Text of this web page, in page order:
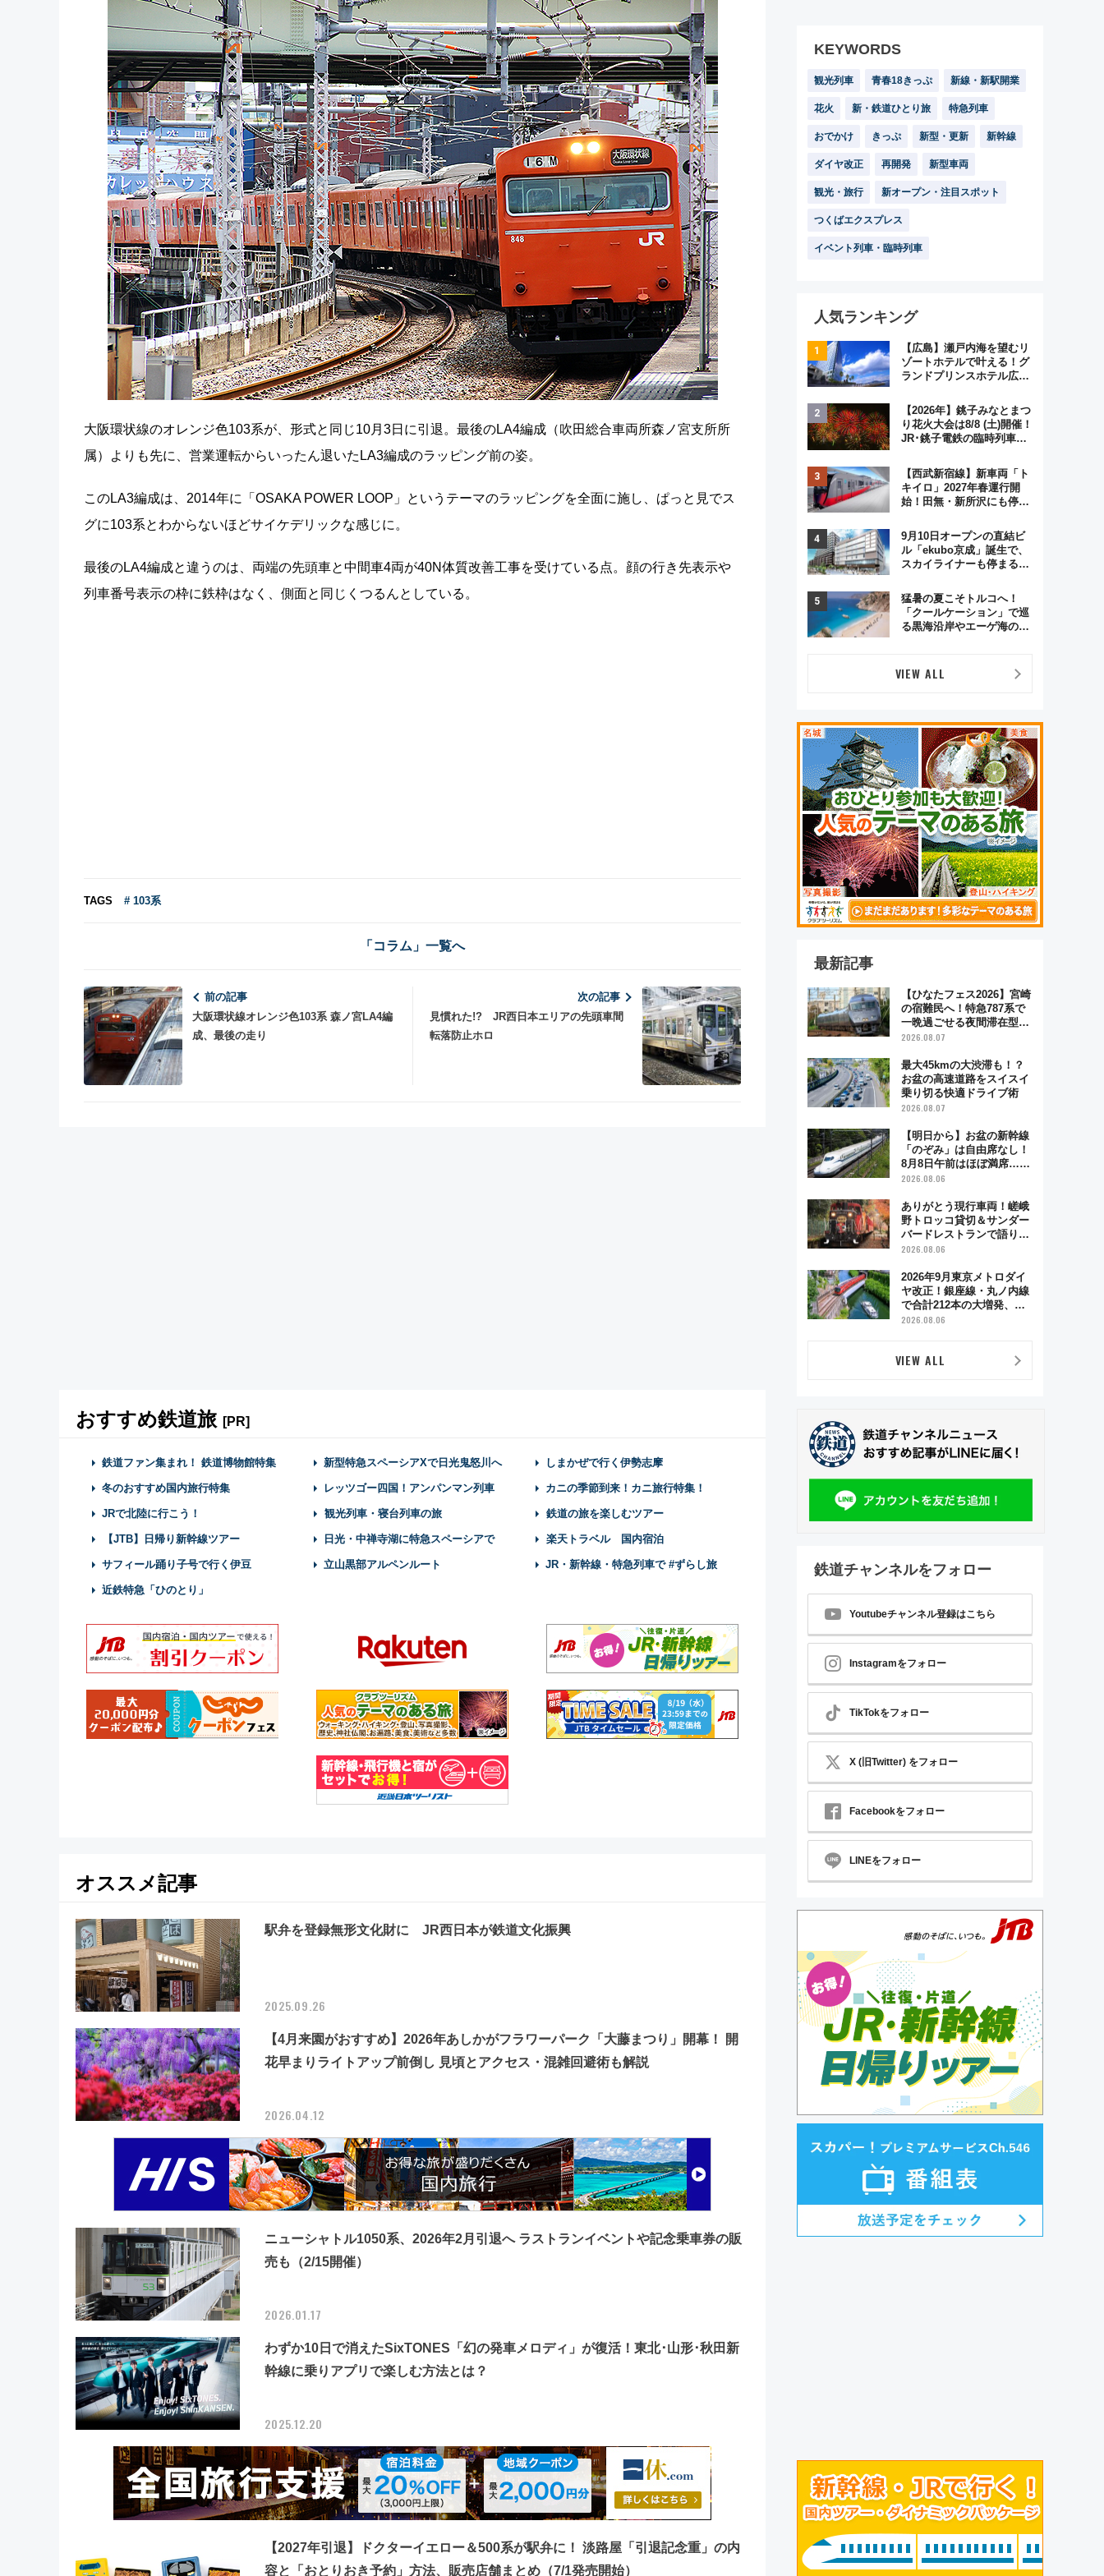
大阪環状線のオレンジ色103系が、形式と同じ10月3日に引退。最後のLA4編成（吹田総合車両所森ノ宮支所所
属）よりも先に、営業運転からいったん退いたLA3編成のラッピング前の姿。
このLA3編成は、2014年に「OSAKA POWER LOOP」というテーマのラッピングを全面に施し、ぱっと見でス
グに103系とわからないほどサイケデリックな感じに。
最後のLA4編成と違うのは、両端の先頭車と中間車4両が40N体質改善工事を受けている点。顔の行き先表示や
列車番号表示の枠に鉄枠はなく、側面と同じくつるんとしている。
TAGS # 103系
「コラム」一覧へ
前の記事
大阪環状線オレンジ色103系 森ノ宮LA4編
成、最後の走り
次の記事
見慣れた!? JR西日本エリアの先頭車間
転落防止ホロ
おすすめ鉄道旅 [PR]
鉄道ファン集まれ！ 鉄道博物館特集 新型特急スペーシアXで日光鬼怒川へ しまかぜで行く伊勢志摩
冬のおすすめ国内旅行特集 レッツゴー四国！アンパンマン列車 カニの季節到来！カニ旅行特集！
JRで北陸に行こう！ 観光列車・寝台列車の旅 鉄道の旅を楽しむツアー
【JTB】日帰り新幹線ツアー 日光・中禅寺湖に特急スペーシアで 楽天トラベル 国内宿泊
サフィール踊り子号で行く伊豆 立山黒部アルペンルート JR・新幹線・特急列車で #ずらし旅
近鉄特急「ひのとり」
オススメ記事
駅弁を登録無形文化財に JR西日本が鉄道文化振興
2025.09.26
【4月来園がおすすめ】2026年あしかがフラワーパーク「大藤まつり」開幕！ 開
花早まりライトアップ前倒し 見頃とアクセス・混雑回避術も解説
2026.04.12
ニューシャトル1050系、2026年2月引退へ ラストランイベントや記念乗車券の販
売も（2/15開催）
2026.01.17
わずか10日で消えたSixTONES「幻の発車メロディ」が復活！東北･山形･秋田新
幹線に乗りアプリで楽しむ方法とは？
2025.12.20
【2027年引退】ドクターイエロー＆500系が駅弁に！ 淡路屋「引退記念重」の内
容と「おとりおき予約」方法、販売店舗まとめ（7/1発売開始）
KEYWORDS
観光列車 青春18きっぷ 新線・新駅開業
花火 新・鉄道ひとり旅 特急列車
おでかけ きっぷ 新型・更新 新幹線
ダイヤ改正 再開発 新型車両
観光・旅行 新オープン・注目スポット
つくばエクスプレス
イベント列車・臨時列車
人気ランキング
【広島】瀬戸内海を望むリ
ゾートホテルで叶える！グ
ランドプリンスホテル広島
ジュアルパーティープラン
【2026年】銚子みなとまつ
り花火大会は8/8 (土)開催！
JR･銚子電鉄の臨時列車や
く8,000発の大迫力＆屋台
を満喫
【西武新宿線】新車両「ト
キイロ」2027年春運行開
始！田無・新所沢にも停
弾」も
9月10日オープンの直結ビ
ル「ekubo京成」誕生で、
スカイライナーも停まる巨
変わる？ 全テナント情報も
公開！
猛暑の夏こそトルコへ！
「クールケーション」で巡
る黒海沿岸やエーゲ海の避
オも認める『2026年に訪れ
るべき世界の旅先』
VIEW ALL
最新記事
【ひなたフェス2026】宮崎
の宿難民へ！特急787系で
一晩過ごせる夜間滞在型イ
ベント「スワローおひさ
2026.08.07
最大45kmの大渋滞も！？
お盆の高速道路をスイスイ
乗り切る快適ドライブ術
2026.08.07
【明日から】お盆の新幹線
「のぞみ」は自由席なし！
8月8日午前はほぼ満席…で
も数時間ズラせば空きが見
「空席」探しのコツ
2026.08.06
ありがとう現行車両！嵯峨
野トロッコ貸切＆サンダー
バードレストランで語り合
う秋の京都 斉藤雪乃＆福
日「京都の鉄道満喫ツア
ー」開催
2026.08.06
2026年9月東京メトロダイ
ヤ改正！銀座線・丸ノ内線
で合計212本の大増発、混
雑緩和に期待
2026.08.06
VIEW ALL
鉄道チャンネルをフォロー
Youtubeチャンネル登録はこちら
Instagramをフォロー
TikTokをフォロー
X (旧Twitter) をフォロー
Facebookをフォロー
LINEをフォロー